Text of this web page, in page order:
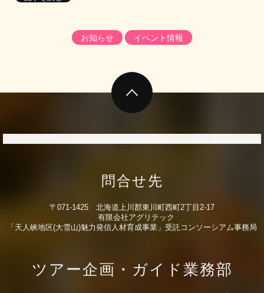
お知らせ イベント情報
問合せ先
〒071-1425 北海道上川郡東川町西町2丁目2-17
有限会社アグリテック
「天人峡地区(大雪山)魅力発信人材育成事業」受託コンソーシアム事務局
ツアー企画・ガイド業務部